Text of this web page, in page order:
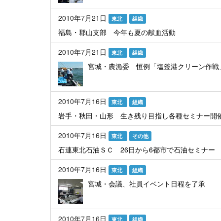
2010年7月21日 東北 組織
福島・郡山支部 今年も夏の献血活動
2010年7月21日
東北 組織
宮城・農漁委 恒例「塩釜港クリーン作戦
2010年7月16日 東北 組織
岩手・秋田・山形 生き残り目指し各種セミナー開
2010年7月16日
東北 その他
石連東北石油ＳＣ 26日から6都市で石油セミナー
2010年7月16日
東北 組織
宮城・会議、社員イベント日程を了承
2010年7月16日 東北 組織